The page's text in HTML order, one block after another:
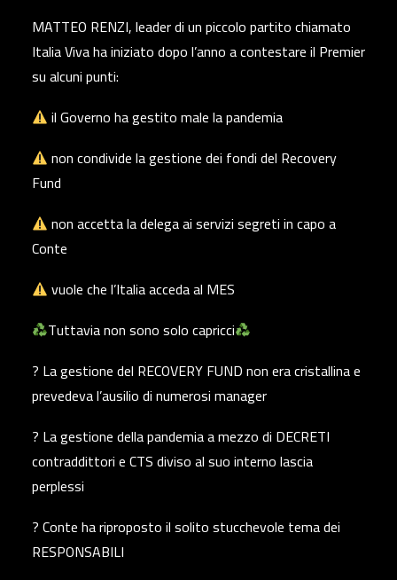
MATTEO RENZI, leader di un piccolo partito chiamato
Italia Viva ha iniziato dopo l’anno a contestare il Premier
su alcuni punti:
il Governo ha gestito male la pandemia
non condivide la gestione dei fondi del Recovery
Fund
non accetta la delega ai servizi segreti in capo a
Conte
vuole che l’Italia acceda al MES
Tuttavia non sono solo capricci
? La gestione del RECOVERY FUND non era cristallina e
prevedeva l’ausilio di numerosi manager
? La gestione della pandemia a mezzo di DECRETI
contraddittori e CTS diviso al suo interno lascia
perplessi
? Conte ha riproposto il solito stucchevole tema dei
RESPONSABILI